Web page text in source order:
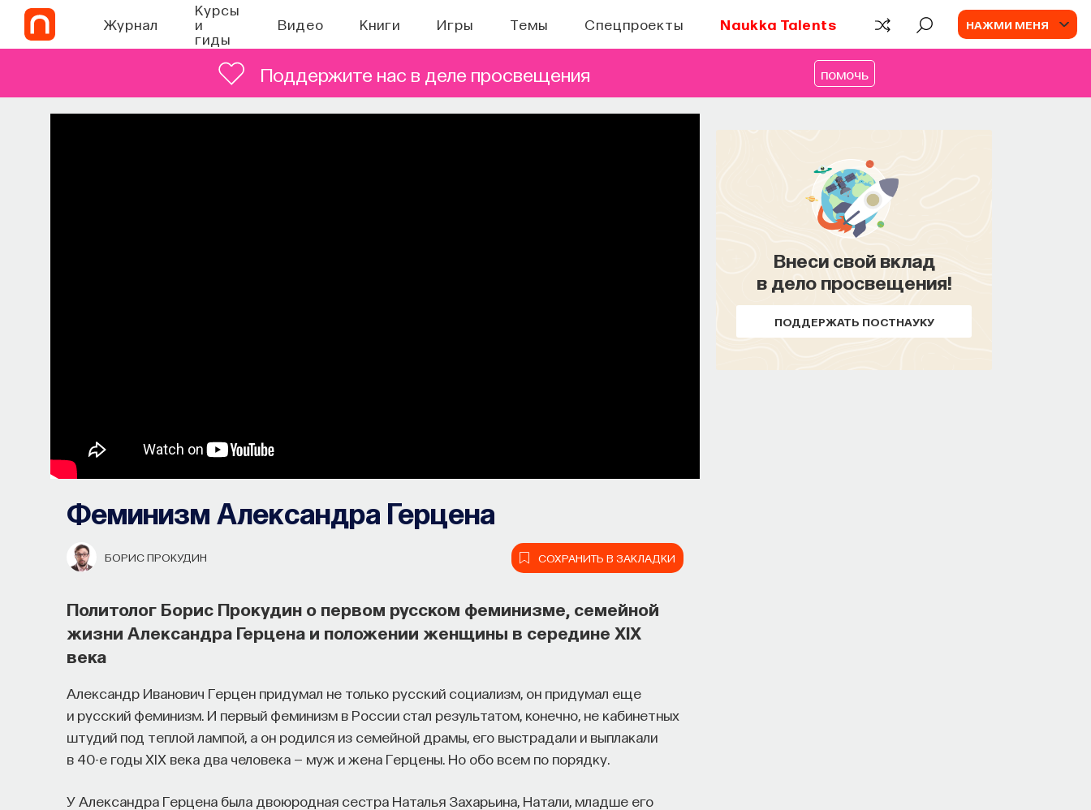
Журнал
Курсы
и
гиды
Видео Книги Игры Темы Спецпроекты Naukka Talents НАЖМИ МЕНЯ
Поддержите нас в деле просвещения помочь
Феминизм Александра Герцена
БОРИС ПРОКУДИН СОХРАНИТЬ В ЗАКЛАДКИ
Политолог Борис Прокудин о первом русском феминизме, семейной
жизни Александра Герцена и положении женщины в середине XIX
века
Александр Иванович Герцен придумал не только русский социализм, он придумал еще
и русский феминизм. И первый феминизм в России стал результатом, конечно, не кабинетных
штудий под теплой лампой, а он родился из семейной драмы, его выстрадали и выплакали
в 40-е годы XIX века два человека — муж и жена Герцены. Но обо всем по порядку.
У Александра Герцена была двоюродная сестра Наталья Захарьина, Натали, младше его
Внеси свой вклад
в дело просвещения!
ПОДДЕРЖАТЬ ПОСТНАУКУ